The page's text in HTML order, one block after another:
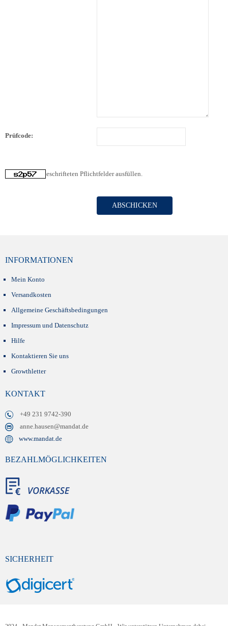
Prüfcode:
Bitte alle fett beschrifteten Pflichtfelder ausfüllen.
ABSCHICKEN
INFORMATIONEN
Mein Konto
Versandkosten
Allgemeine Geschäftsbedingungen
Impressum und Datenschutz
Hilfe
Kontaktieren Sie uns
Growthletter
KONTAKT
+49 231 9742-390
anne.hausen@mandat.de
www.mandat.de
BEZAHLMÖGLICHKEITEN
SICHERHEIT